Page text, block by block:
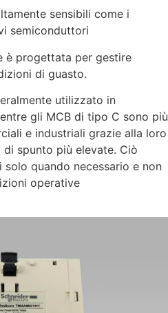
sensibili come i
semiconduttori
è progettata per gestire
di guasto.
utilizzato in
gli MCB di tipo C sono più
e industriali grazie alla loro
spunto più elevate. Ciò
quando necessario e non
operative